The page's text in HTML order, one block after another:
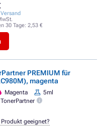
Versand
30 Tage: 2,53 €
PREMIUM für
magenta
Magenta
5ml
TonerPartner
geeignet?